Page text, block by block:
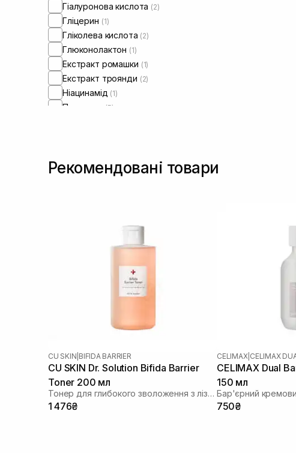
Гіалуронова кислота (2)
Гліцерин (1)
Гліколева кислота (2)
Глюконолактон (1)
Екстракт ромашки (1)
Екстракт троянди (2)
Ніацинамід (1)
Пантенол (5)
Рекомендовані товари
CU SKIN BIFIDA BARRIER
CU SKIN Dr. Solution Bifida Barrier
Toner 200 мл
Тонер для глибокого зволоження з лізатом біфідобактерій 85%
1 476₴
CELIMAX CELIMAX
CELIMAX Dual
150 мл
Бар'єрний
750₴